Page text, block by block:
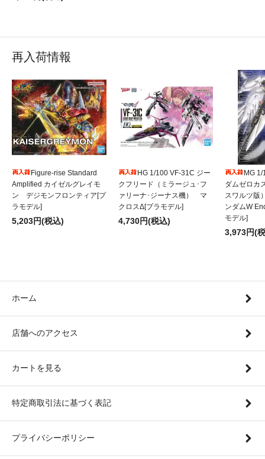
再入荷情報
Figure-rise Standard
Amplified カイゼルグレイモ
ン デジモンフロンティア[プ
ラモデル]
5,203円(税込)
HG 1/100 VF-31C ジー
クフリード（ミラージュ･フ
ァリーナ･ジーナス機） マ
クロスΔ[プラモデル]
4,730円(税込)
MG
ダムゼロカ
スワルツ版
ンダムW
モデル]
3,973円(
ホーム
店舗へのアクセス
カートを見る
特定商取引法に基づく表記
プライバシーポリシー